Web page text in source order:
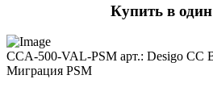
Купить в
CCA-500-VAL-PSM арт.: Desigo CC
Миграция PSM